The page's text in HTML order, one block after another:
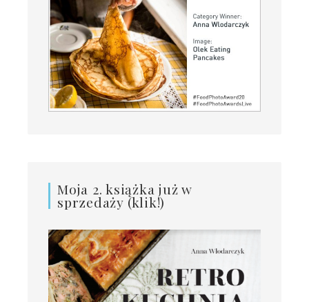
Moja 2. książka już w
sprzedaży (klik!)